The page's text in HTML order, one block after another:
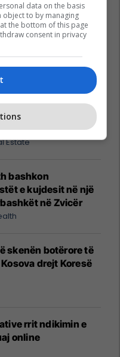
Reklamo këtu
në shitje në
banim modern pranë
Estate
bashkon
e kujdesit në një
në Zvicër
skenën botërore të
drejt Koresë
rrit ndikimin e
online
data on the basis
object to by managing
the bottom of this page
consent in privacy